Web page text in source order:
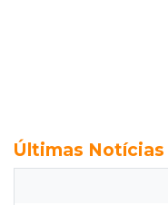
Últimas Notícias